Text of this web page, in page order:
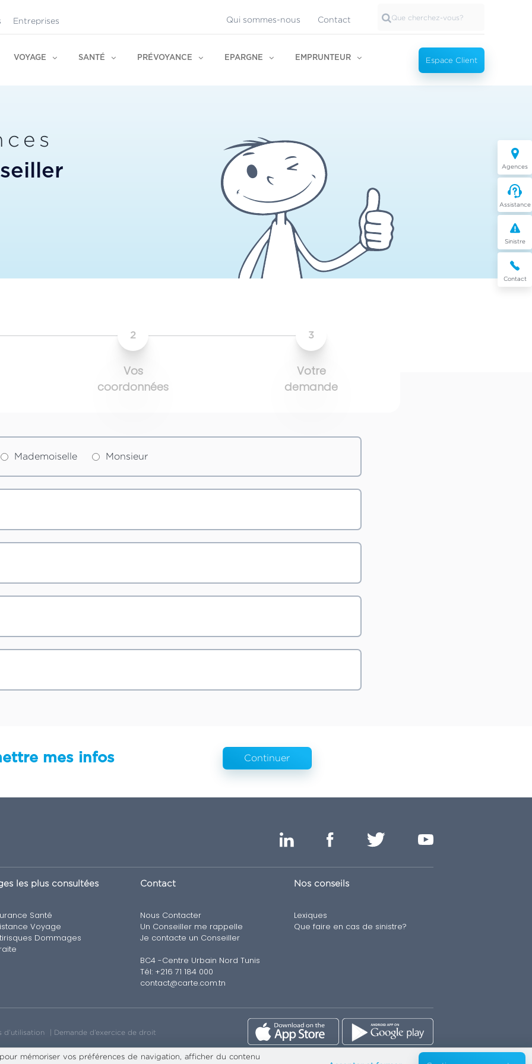
Entreprises Qui sommes-nous Contact
VOYAGE SANTÉ PRÉVOYANCE EPARGNE EMPRUNTEUR Espace Client
Agences
Assistance
Sinistre
Contact
2
Vos
coordonnées
3
Votre
demande
Mademoiselle Monsieur
mes infos Continuer
les plus consultées
Santé
Voyage
Dommages
Contact
Nous Contacter
Un Conseiller me rappelle
Je contacte un Conseiller
BC4 -Centre Urbain Nord Tunis
Tél: +216 71 184 000
contact@carte.com.tn
Nos conseils
Lexiques
Que faire en cas de sinistre?
d’utilisation Demande d’exercice de droit
mémoriser vos préférences de navigation, afficher du contenu